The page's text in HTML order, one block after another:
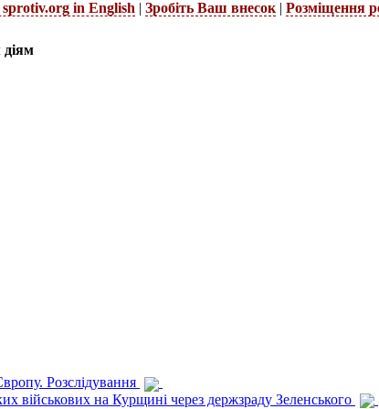
sprotiv.org in English | Зробіть Ваш внесок | Розміщення
діям
Розслідування
військових на Курщині через держзраду Зеленського